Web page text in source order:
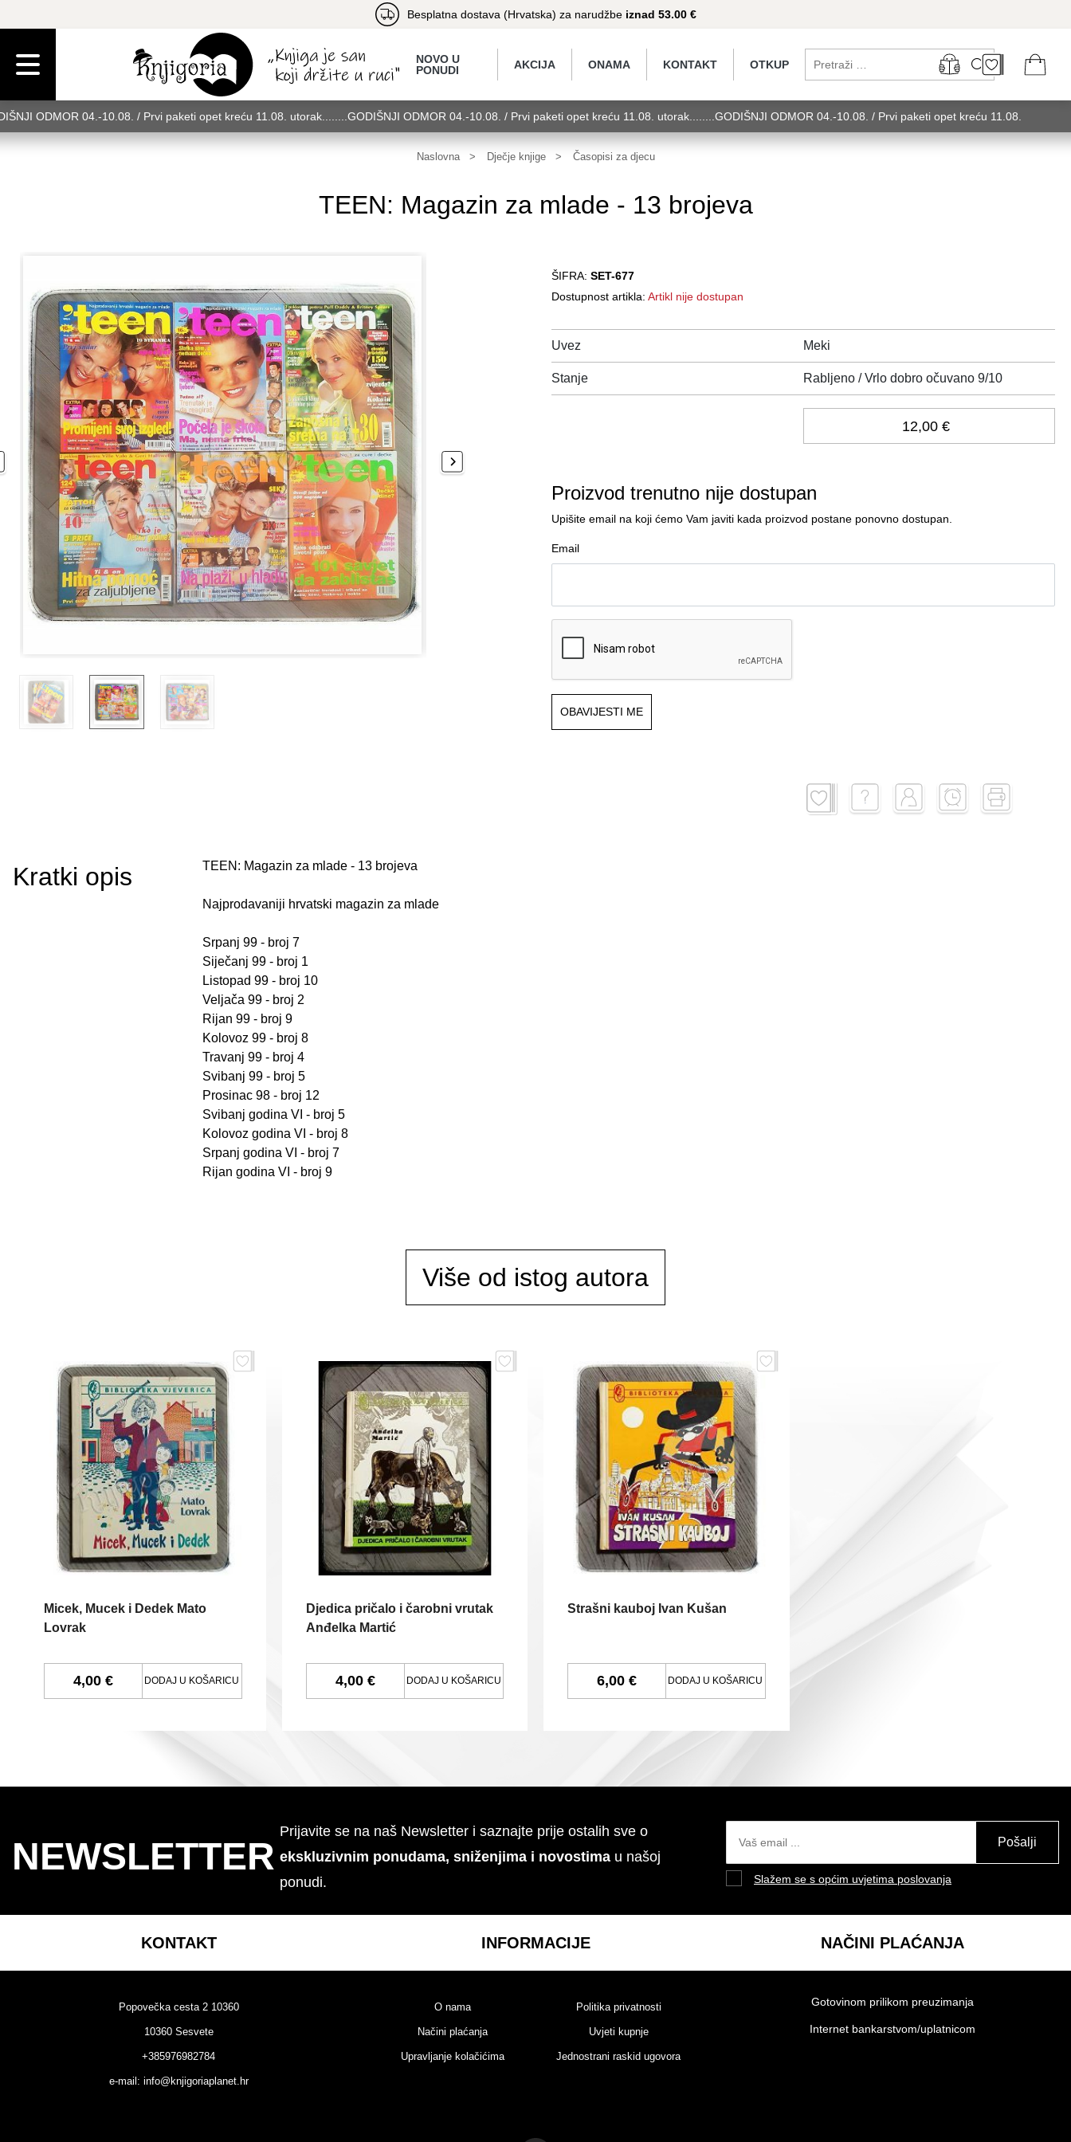
Besplatna dostava (Hrvatska) za narudžbeiznad 53.00 €
NOVO U
PONUDI
AKCIJA ONAMA KONTAKT OTKUP
ODMOR 04.-10.08. / Prvi paketi opet kreću 11.08. utorak........GODIŠNJI ODMOR 04.-10.08. / Prvi paketi opet kreću 11.08. utorak........GODIŠNJI ODMOR 04.-10.08. / Prvi paketi opet kreću 11.08.
ODMOR 04.-10.08. / Prvi paketi opet kreću 11.08. utorak........GODIŠNJI ODMOR 04.-10.08. / Prvi paketi opet kreću 11.08. utorak........GODIŠNJI ODMOR 04.-10.08. / Prvi paketi opet kreću
utorak........GODIŠNJI ODMOR 04.-10.08. / Prvi paketi opet kreću 11.08. utorak........GODIŠNJI ODMOR 04.-10.08. / Prvi paketi opet kreću 11.08. utorak........GODIŠNJI ODMOR 0
Naslovna Dječje knjige Časopisi za djecu
TEEN: Magazin za mlade - 13 brojeva
ŠIFRA: SET-677
Dostupnost artikla: Artikl nije dostupan
Uvez Meki
Stanje Rabljeno / Vrlo dobro očuvano 9/10
12,00 €
Proizvod trenutno nije dostupan
Upišite email na koji ćemo Vam javiti kada proizvod postane ponovno dostupan.
Email
OBAVIJESTI ME
Kratki opis TEEN: Magazin za mlade - 13 brojeva
Najprodavaniji hrvatski magazin za mlade
Srpanj 99 - broj 7
Siječanj 99 - broj 1
Listopad 99 - broj 10
Veljača 99 - broj 2
Rijan 99 - broj 9
Kolovoz 99 - broj 8
Travanj 99 - broj 4
Svibanj 99 - broj 5
Prosinac 98 - broj 12
Svibanj godina VI - broj 5
Kolovoz godina VI - broj 8
Srpanj godina VI - broj 7
Rijan godina VI - broj 9
Više od istog autora
Micek, Mucek i Dedek Mato
Lovrak
4,00 € DODAJ U KOŠARICU
Djedica pričalo i čarobni vrutak
Anđelka Martić
4,00 € DODAJ U KOŠARICU
Strašni kauboj Ivan Kušan
6,00 € DODAJ U KOŠARICU
NEWSLETTER
Prijavite se na naš Newsletter i saznajte prije ostalih sve o
ekskluzivnim ponudama, sniženjima i novostima u našoj
ponudi.
Pošalji
Slažem se s općim uvjetima poslovanja
KONTAKT
Popovečka cesta 2 10360
10360 Sesvete
+385976982784
e-mail: info@knjigoriaplanet.hr
INFORMACIJE
O nama Politika privatnosti
Načini plaćanja Uvjeti kupnje
Upravljanje kolačićima Jednostrani raskid ugovora
NAČINI PLAĆANJA
Gotovinom prilikom preuzimanja
Internet bankarstvom/uplatnicom